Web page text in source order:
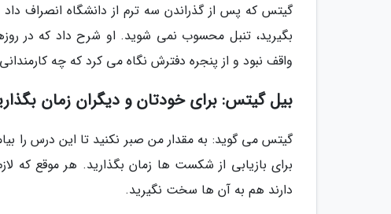
گیتس که پس از گذراندن سه ترم از دانشگاه انصراف
بگیرید، تنبل محسوب نمی شوید. او شرح داد که در
واقف نبود و از پنجره دفترش نگاه می کرد که چه
بیل گیتس: برای خودتان و دیگران زمان
گیتس می گوید: به مقدار من صبر نکنید تا این درس را
برای بازیابی از شکست ها زمان بگذارید. هر موقع که
دارند هم به آن ها سخت نگیرید.